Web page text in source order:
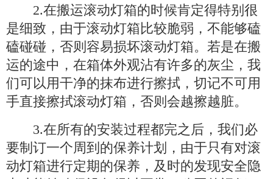
2.在搬运滚动灯箱的时候肯定得特别很
是细致，由于滚动灯箱比较脆弱，不能够磕
磕碰碰，否则容易损坏滚动灯箱。若是在搬
运的途中，在箱体外观沾有许多的灰尘，我
们可以用干净的抹布进行擦拭，切记不可用
手直接擦拭滚动灯箱，否则会越擦越脏。
3.在所有的安装过程都完之后，我们必
要制订一个周到的保养计划，由于只有对滚
动灯箱进行定期的保养，及时的发现安全隐